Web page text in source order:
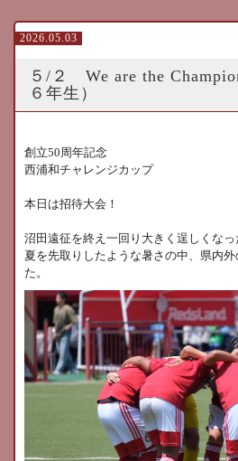
2026.05.03
５/２ We are the
６年生）
創立50 周年記念
西浦和チャレンジカップ
本日は招待大会！
沼田遠征を終え一回り大きく逞しくなっ
夏を先取りしたような暑さの中、県内
た。